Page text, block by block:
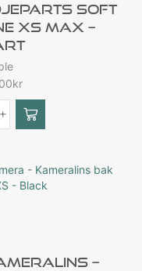
Soft
XS Max –
kr
–